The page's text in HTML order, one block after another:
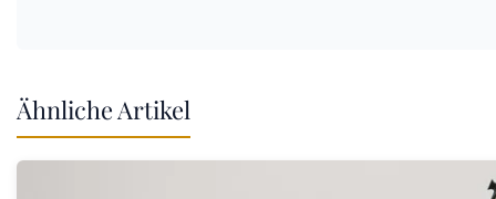
Ähnliche Artikel